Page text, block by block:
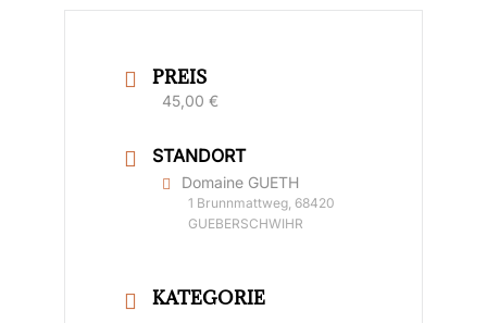
PREIS
45,00 €
STANDORT
Domaine GUETH
1 Brunnmattweg, 68420
GUEBERSCHWIHR
KATEGORIE